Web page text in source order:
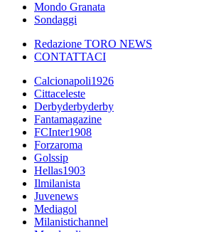
Mondo Granata
Sondaggi
Redazione TORO NEWS
CONTATTACI
Calcionapoli1926
Cittaceleste
Derbyderbyderby
Fantamagazine
FCInter1908
Forzaroma
Golssip
Hellas1903
Ilmilanista
Juvenews
Mediagol
Milanistichannel